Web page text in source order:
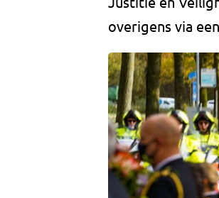
overigens via